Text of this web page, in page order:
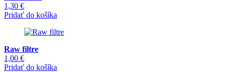
1,30 €
Pridať do košíka
Raw filtre
1,00 €
Pridať do košíka